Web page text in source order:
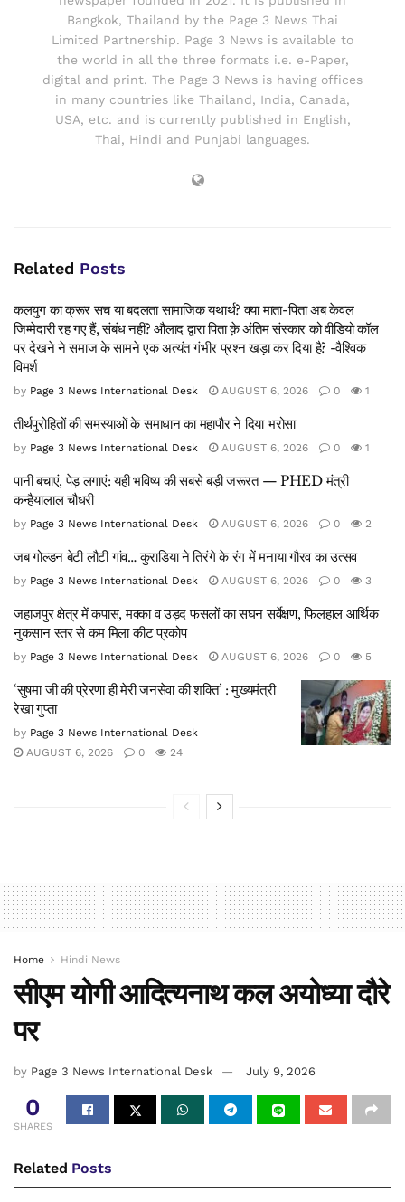
Bangkok, Thailand by the Page 3 News Thai
Limited Partnership. Page 3 News is available to
the world in all the three formats i.e. e-Paper,
digital and print. The Page 3 News is having offices
in many countries like Thailand, India, Canada,
USA, etc. and is currently published in English,
Thai, Hindi and Punjabi languages.
Related Posts
कलयुग का क्रूर सच या बदलता सामाजिक यथार्थ? क्या माता-पिता अब केवल
जिम्मेदारी रह गए हैं, संबंध नहीं? औलाद द्वारा पिता क़े अंतिम संस्कार को वीडियो कॉल
पर देखने ने समाज के सामने एक अत्यंत गंभीर प्रश्न खड़ा कर दिया है? -वैश्विक
विमर्श
by Page 3 News International Desk AUGUST 6, 2026 0 1
तीर्थपुरोहितों की समस्याओं के समाधान का महापौर ने दिया भरोसा
by Page 3 News International Desk AUGUST 6, 2026 0 1
पानी बचाएं, पेड़ लगाएं: यही भविष्य की सबसे बड़ी जरूरत — PHED मंत्री
कन्हैयालाल चौधरी
by Page 3 News International Desk AUGUST 6, 2026 0 2
जब गोल्डन बेटी लौटी गांव… कुराडिया ने तिरंगे के रंग में मनाया गौरव का उत्सव
by Page 3 News International Desk AUGUST 6, 2026 0 3
जहाजपुर क्षेत्र में कपास, मक्का व उड़द फसलों का सघन सर्वेक्षण, फिलहाल आर्थिक
नुकसान स्तर से कम मिला कीट प्रकोप
by Page 3 News International Desk AUGUST 6, 2026 0 5
‘सुषमा जी की प्रेरणा ही मेरी जनसेवा की शक्ति’ : मुख्यमंत्री
रेखा गुप्ता
by Page 3 News International Desk
AUGUST 6, 2026
0 24
Home Hindi News
सीएम योगी आदित्यनाथ कल अयोध्या दौरे
पर
by Page 3 News International Desk July 9, 2026
0
SHARES
Related Posts